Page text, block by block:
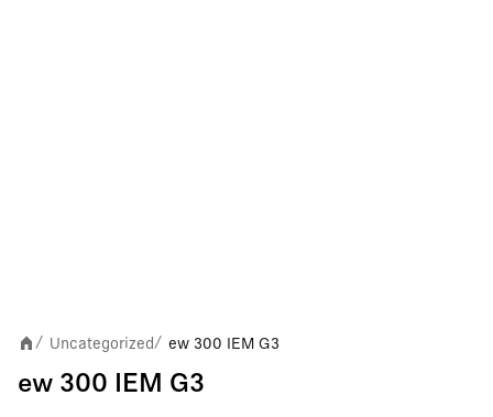
/ Uncategorized/ ew 300 IEM G3
ew 300 IEM G3